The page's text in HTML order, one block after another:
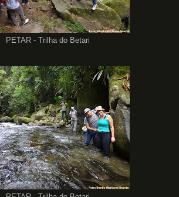
PETAR - Trilha do Betari